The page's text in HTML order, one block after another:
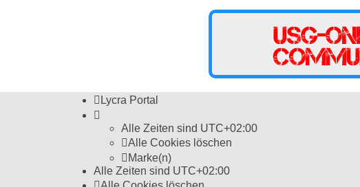
Lycra Portal
Alle Zeiten sind UTC+02:00
Alle Cookies löschen
Marke(n)
Alle Zeiten sind UTC+02:00